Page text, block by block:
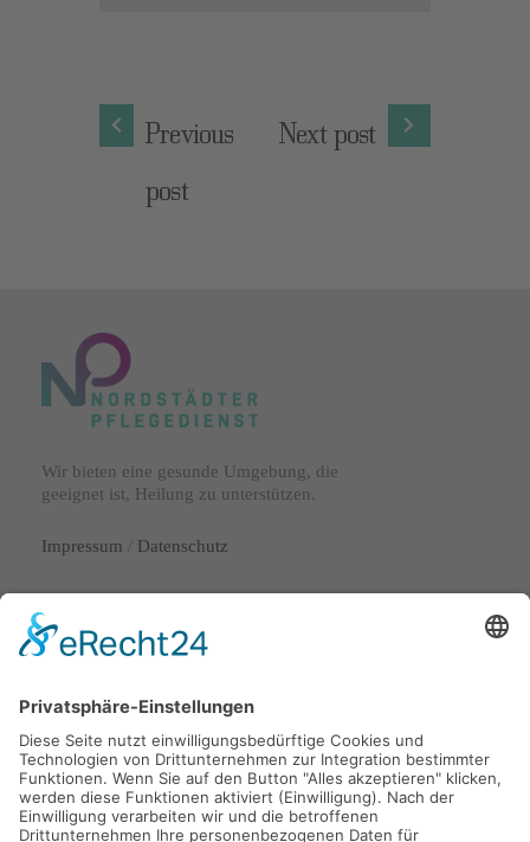
Previous
post
Next post
Wir bieten eine gesunde Umgebung, die
geeignet ist, Heilung zu unterstützen.
Impressum / Datenschutz
Lange Laube 29
30159 Hannover
info@nordstaedter-pflegedienst.de
0511 53072720